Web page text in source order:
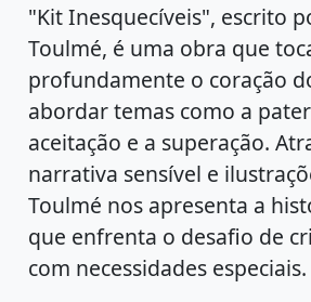
"Kit Inesquecíveis", escrito
Toulmé, é uma obra que
profundamente o coração
abordar temas como a
aceitação e a superação.
narrativa sensível e
Toulmé nos apresenta a
que enfrenta o desafio de
com necessidades especiais.